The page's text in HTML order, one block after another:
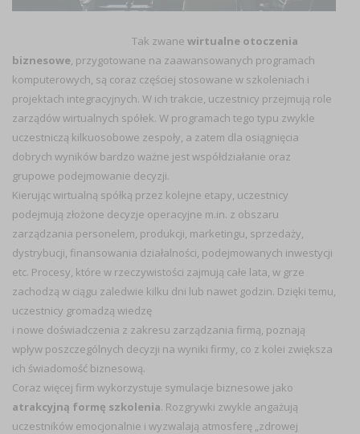
Tak zwane wirtualne otoczenia
biznesowe, przygotowane na zaawansowanych programach
komputerowych, są coraz częściej stosowane w szkoleniach i
projektach integracyjnych. W ich trakcie, uczestnicy przejmują role
zarządów wirtualnych spółek. W programach tego typu zwykle
uczestniczą kilkuosobowe zespoły, a zatem dla osiągnięcia
dobrych wyników bardzo ważne jest współdziałanie oraz
grupowe podejmowanie decyzji.
Kierując wirtualną spółką przez kolejne etapy, uczestnicy
podejmują złożone decyzje operacyjne m.in. z obszaru
zarządzania personelem, produkcji, marketingu, sprzedaży,
dystrybucji, finansowania działalności, podejmowanych inwestycji
etc. Procesy, które w rzeczywistości zajmują całe lata, w grze
zachodzą w ciągu zaledwie kilku dni lub nawet godzin. Dzięki temu,
uczestnicy gromadzą wiedzę
i nowe doświadczenia z zakresu zarządzania firmą, poznają
wpływ poszczególnych decyzji na wyniki firmy, co z kolei zwiększa
ich świadomość biznesową.
Coraz więcej firm wykorzystuje symulacje biznesowe jako
atrakcyjną formę szkolenia. Rozgrywki zwykle angażują
uczestników emocjonalnie i wyzwalają atmosferę „zdrowej